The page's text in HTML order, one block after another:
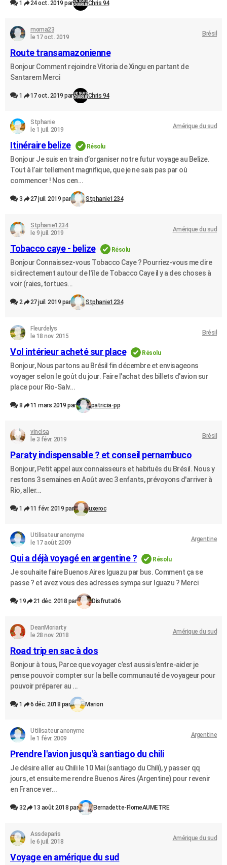
1 24 oct. 2019 par Chris 94
moma23
le 17 oct. 2019
Brésil
Route transamazonienne
Bonjour Comment rejoindre Vitoria de Xingu en partant de
Santarem Merci
1 17 oct. 2019 par Chris 94
Stphanie
le 1 juil. 2019
Amérique du sud
Itinéraire belize Résolu
Bonjour Je suis en train d’organiser notre futur voyage au Belize.
Tout à l’air tellement magnifique, que je ne sais pas par où
commencer ! Nos cen...
3 27 juil. 2019 par Stphanie1234
Stphanie1234
le 9 juil. 2019
Amérique du sud
Tobacco caye - belize Résolu
Bonjour Connaissez-vous Tobacco Caye ? Pourriez-vous me dire
si directement autour de l'île de Tobacco Caye il y a des choses à
voir (raies, tortues...
2 27 juil. 2019 par Stphanie1234
Fleurdelys
le 18 nov. 2015
Brésil
Vol intérieur acheté sur place Résolu
Bonjour, Nous partons au Brésil fin décembre et envisageons
voyager selon le goût du jour. Faire l'achat des billets d'avion sur
place pour Rio-Salv...
8 11 mars 2019 par patricia-pp
vincisa
le 3 févr. 2019
Brésil
Paraty indispensable ? et conseil pernambuco
Bonjour, Petit appel aux connaisseurs et habitués du Brésil. Nous y
restons 3 semaines en Août avec 3 enfants, prévoyons d'arriver à
Rio, aller...
1 11 févr. 2019 par uxeroc
Utilisateur anonyme
le 17 août 2009
Argentine
Qui a déjà voyagé en argentine ? Résolu
Je souhaite faire Buenos Aires Iguazu par bus. Comment ça se
passe ? et avez vous des adresses sympa sur Iguazu ? Merci
19 21 déc. 2018 par Disfruta06
DeanMoriarty
le 28 nov. 2018
Amérique du sud
Road trip en sac à dos
Bonjour à tous, Parce que voyager c’est aussi s’entre-aider je
pense pouvoir compter sur la belle communauté de voyageur pour
pouvoir préparer au ...
1 6 déc. 2018 par Marion
Utilisateur anonyme
le 1 févr. 2009
Argentine
Prendre l'avion jusqu'à santiago du chili
Je désire aller au Chili le 10 Mai (santiago du Chili), y passer qq
jours, et ensuite me rendre Buenos Aires (Argentine) pour revenir
en France ver...
32 13 août 2018 par Bernadette-FlorneAUMETRE
Assdeparis
le 6 juil. 2018
Amérique du sud
Voyage en amérique du sud